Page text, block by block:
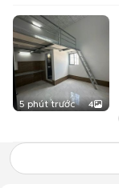
5 phút trước 4